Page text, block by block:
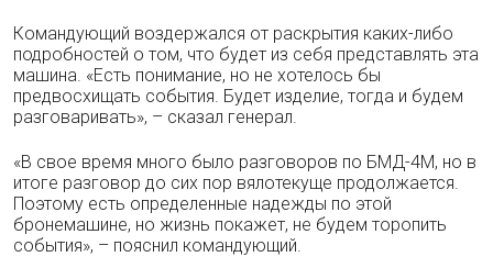
Командующий воздержался от раскрытия каких-либо
подробностей о том, что будет из себя представлять эта
машина. «Есть понимание, но не хотелось бы
предвосхищать события. Будет изделие, тогда и будем
разговаривать», – сказал генерал.
«В свое время много было разговоров по БМД-4М, но в
итоге разговор до сих пор вялотекуще продолжается.
Поэтому есть определенные надежды по этой
бронемашине, но жизнь покажет, не будем торопить
события», – пояснил командующий.